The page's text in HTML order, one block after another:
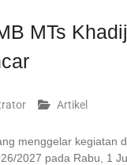
MTs
Artikel
menggelar kegiatan
2027 pada Rabu, 1